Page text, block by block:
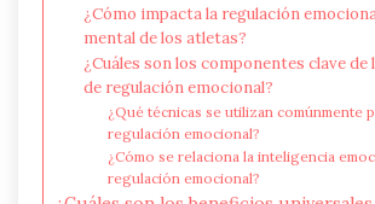
¿Cómo impacta la regulación
mental de los atletas?
¿Cuáles son los componentes clave
de regulación emocional?
¿Qué técnicas se utilizan comúnmente
regulación emocional?
¿Cómo se relaciona la inteligencia
regulación emocional?